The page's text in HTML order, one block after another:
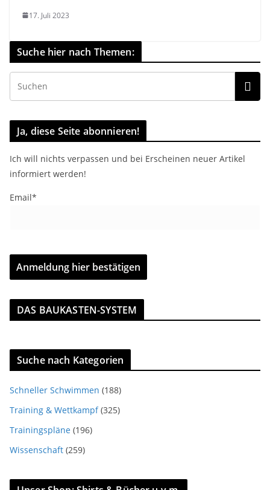
17. Juli 2023
Suche hier nach Themen:
Ja, diese Seite abonnieren!
Ich will nichts verpassen und bei Erscheinen neuer Artikel
informiert werden!
Email*
DAS BAUKASTEN-SYSTEM
Suche nach Kategorien
Schneller Schwimmen (188)
Training & Wettkampf(325)
Trainingspläne (196)
Wissenschaft (259)